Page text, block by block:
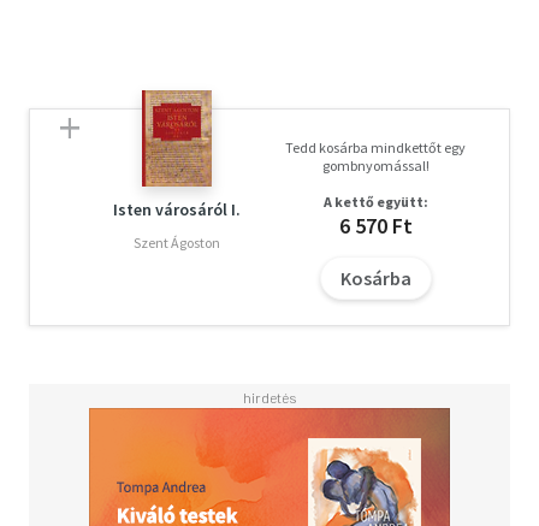
tárgyalja.
Isten városáról I.
Szent Ágoston
Tedd kosárba mindkettőt egy
gombnyomással!
A kettő együtt:
6 570 Ft
Kosárba